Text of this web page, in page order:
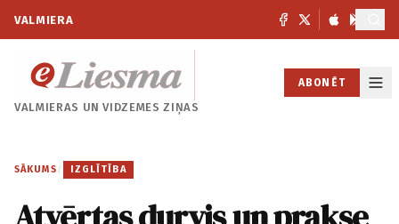
VALMIERA
VALMIERAS UNVIDZEMES ZIŅAS
ABONĒT
SĀKUMS / IZGLĪTĪBA